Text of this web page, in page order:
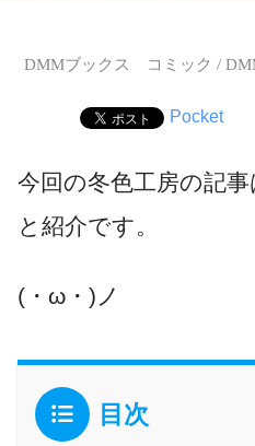
DMMブックス コミック /
Pocket
今回の冬色工房の記
と紹介です。
(・ω・)ノ
目次